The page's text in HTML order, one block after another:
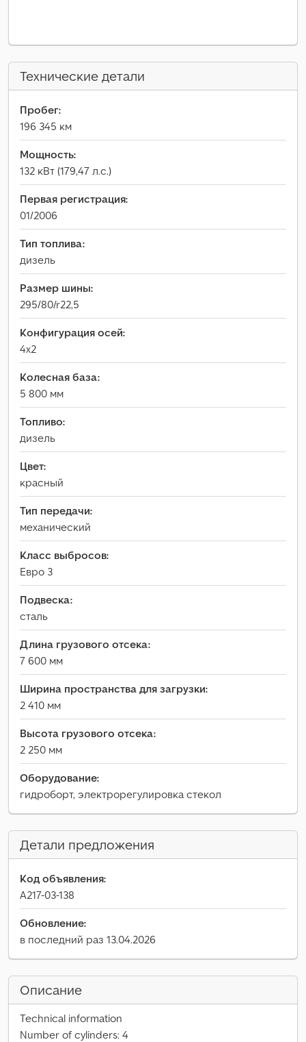
Технические детали
Пробег:
196 345 км
Мощность:
132 кВт (179,47 л.с.)
Первая регистрация:
01/2006
Тип топлива:
дизель
Размер шины:
295/80/r22,5
Конфигурация осей:
4x2
Колесная база:
5 800 мм
Топливо:
дизель
Цвет:
красный
Тип передачи:
механический
Класс выбросов:
Евро 3
Подвеска:
сталь
Длина грузового отсека:
7 600 мм
Ширина пространства для загрузки:
2 410 мм
Высота грузового отсека:
2 250 мм
Оборудование:
гидроборт, электрорегулировка стекол
Детали предложения
Код объявления:
A217-03-138
Обновление:
в последний раз 13.04.2026
Описание
Technical information
Number of cylinders: 4